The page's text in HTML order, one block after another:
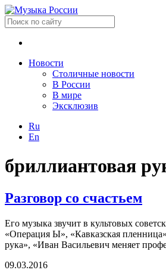
Новости
Столичные новости
В России
В мире
Эксклюзив
Ru
En
бриллиантовая
Разговор со счастьем
Его музыка звучит в культовых
«Операция Ы», «Кавказская
рука», «Иван Васильевич меняет
09.03.2016